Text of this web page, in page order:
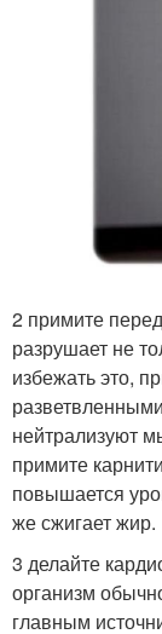
2 примите
разрушает не
избежать это,
нейтрализуют
примите
повышается
же сжигает жир.
3 делайте
организм
главным